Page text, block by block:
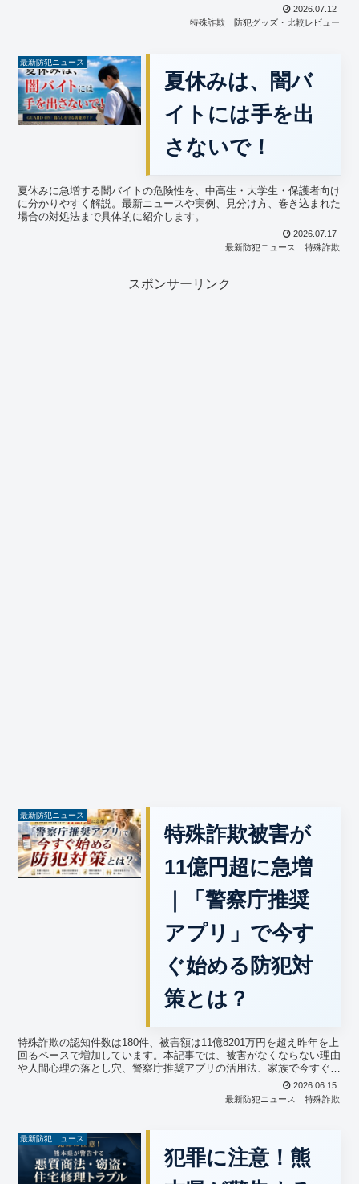
2026.07.12
特殊詐欺
防犯グッズ・比較レビュー
最新防犯ニュース
夏休みは、闇バ
イトには手を出
さないで！
夏休みに急増する闇バイトの危険性を、中高生・大学生・保護者向け
に分かりやすく解説。最新ニュースや実例、見分け方、巻き込まれた
場合の対処法まで具体的に紹介します。
2026.07.17
最新防犯ニュース
特殊詐欺
スポンサーリンク
最新防犯ニュース
特殊詐欺被害が
11億円超に急増
｜「警察庁推奨
アプリ」で今す
ぐ始める防犯対
策とは？
特殊詐欺の認知件数は180件、被害額は11億8201万円を超え昨年を上
回るペースで増加しています。本記事では、被害がなくならない理由
や人間心理の落とし穴、警察庁推奨アプリの活用法、家族で今すぐ始
2026.06.15
最新防犯ニュース
特殊詐欺
最新防犯ニュース
犯罪に注意！熊